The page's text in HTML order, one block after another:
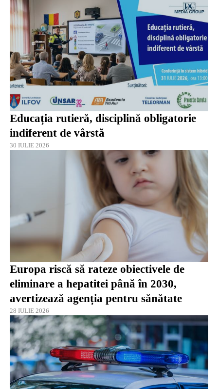
Educația rutieră, disciplină obligatorie
indiferent de vârstă
30 IULIE 2026
Europa riscă să rateze obiectivele de
eliminare a hepatitei până în 2030,
avertizează agenția pentru sănătate
28 IULIE 2026